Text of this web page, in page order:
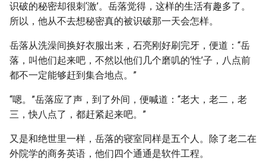
识破的秘密却很刺‘激’。岳落觉得，这样的生活有趣多了。
所以，他从不去想秘密真的被识破那一天会怎样。
岳落从洗澡间换好衣服出来，石亮刚好刷完牙，便道：“岳
落，叫他们起来吧，不然以他们几个磨叽的‘性’子，八点前
都不一定能够赶到集合地点。”
“嗯。”岳落应了声，到了外间，便喊道：“老大，老二，老
三，快八点了，都赶紧起来吧。”
又是和绝世里一样，岳落的寝室同样是五个人。除了老二在
外院学的商务英语，他们四个通通是软件工程。